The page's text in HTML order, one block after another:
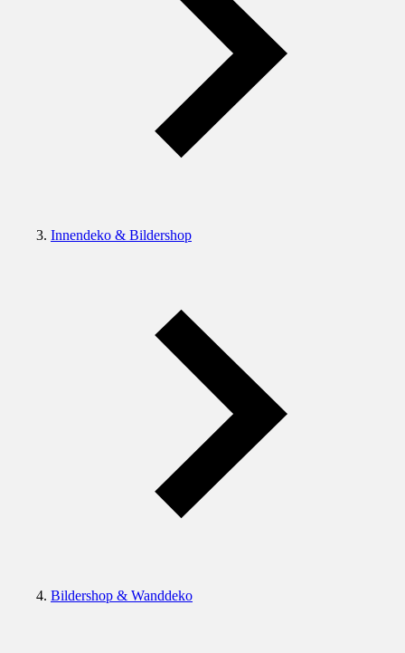
Innendeko & Bildershop
Bildershop & Wanddeko